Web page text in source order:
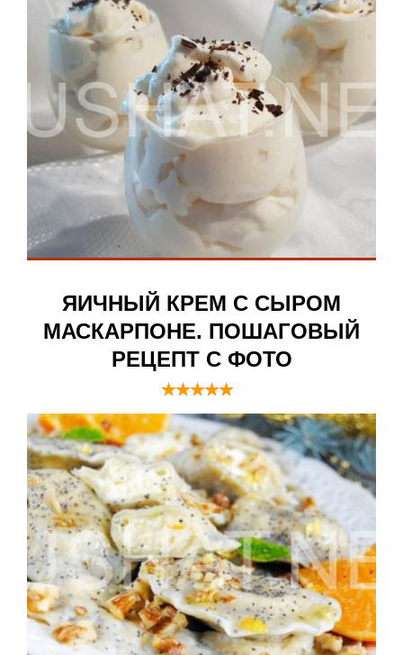
ЯИЧНЫЙ КРЕМ С СЫРОМ
МАСКАРПОНЕ. ПОШАГОВЫЙ
РЕЦЕПТ С ФОТО